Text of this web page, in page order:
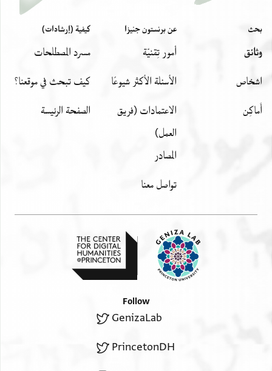
بحث
وثائق
اشخاص
أَماكِن
عن برنستون جنيزا
أمور تِقنيّة
الأسئلة الأكثر شيوعًا
الاعتمادات (فريق
العمل)
المصادر
تواصل معنا
كيفية (إرشادات)
مسرد المصطلحات
كيف تبحث في موقعنا؟
الصفحة الرئيسة
Follow
GenizaLab
PrincetonDH